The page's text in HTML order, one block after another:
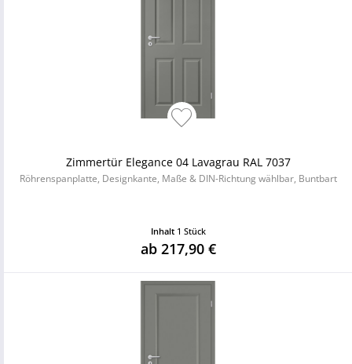
Zimmertür Elegance 04 Lavagrau RAL 7037
Röhrenspanplatte, Designkante, Maße & DIN-Richtung wählbar, Buntbart
Inhalt 1 Stück
ab 217,90 €